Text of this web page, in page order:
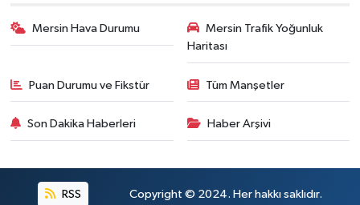
Mersin Hava Durumu
Mersin Trafik Yoğunluk
Haritası
Puan Durumu ve Fikstür Tüm Manşetler
Son Dakika Haberleri Haber Arşivi
RSS Copyright © 2024. Her hakkı saklıdır.